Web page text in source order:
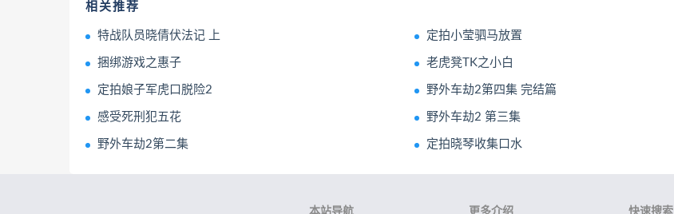
相关推荐
特战队员晓倩伏法记 上 定拍小莹驷马放置
捆绑游戏之惠子 老虎凳TK之小白
定拍娘子军虎口脱险2 野外车劫2第四集 完结篇
感受死刑犯五花 野外车劫2 第三集
野外车劫2第二集 定拍晓琴收集口水